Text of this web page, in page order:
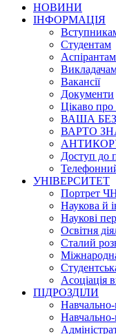
НОВИНИ
ІНФОРМАЦІЯ
Студентам
Вакансії
Документи
Цікаво про
ВАША
ВАРТО
Доступ до
УНІВЕРСИТЕТ
Портрет
Наукова й
Наукові
Освітня
Сталий
Асоціація
ПІДРОЗДІЛИ
Навчально-
Навчально-